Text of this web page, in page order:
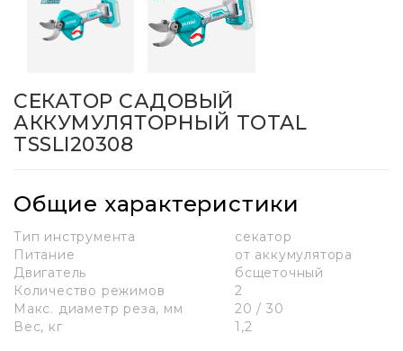
СЕКАТОР САДОВЫЙ
АККУМУЛЯТОРНЫЙ TOTAL
TSSLI20308
Общие характеристики
Тип инструмента
секатор
Питание
от аккумулятора
Двигатель
бсщеточный
Количество режимов
2
Макс. диаметр реза, мм
20 / 30
Вес, кг
1,2